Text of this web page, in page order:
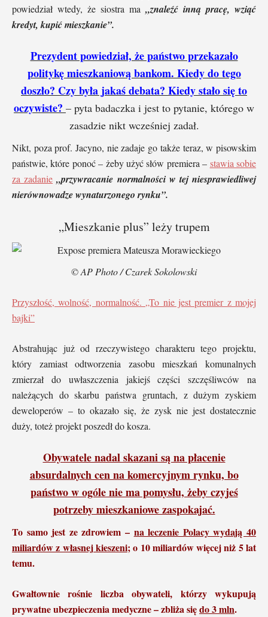
powiedział wtedy, że siostra ma „znaleźć inną pracę, wziąć
kredyt, kupić mieszkanie”.
Prezydent powiedział, że państwo przekazało
politykę mieszkaniową bankom. Kiedy do tego
doszło? Czy była jakaś debata? Kiedy stało się to
oczywiste? – pyta badaczka i jest to pytanie, którego w
zasadzie nikt wcześniej zadał.
Nikt, poza prof. Jacyno, nie zadaje go także teraz, w pisowskim
państwie, które ponoć – żeby użyć słów premiera – stawia sobie
za zadanie „przywracanie normalności w tej niesprawiedliwej
nierównowadze wynaturzonego rynku”.
„Mieszkanie plus” leży trupem
© AP Photo / Czarek Sokolowski
Przyszłość, wolność, normalność. „To nie jest premier z mojej
bajki”
Abstrahując już od rzeczywistego charakteru tego projektu,
który zamiast odtworzenia zasobu mieszkań komunalnych
zmierzał do uwłaszczenia jakiejś części szczęśliwców na
należących do skarbu państwa gruntach, z dużym zyskiem
deweloperów – to okazało się, że zysk nie jest dostatecznie
duży, toteż projekt poszedł do kosza.
Obywatele nadal skazani są na płacenie
absurdalnych cen na komercyjnym rynku, bo
państwo w ogóle nie ma pomysłu, żeby czyjeś
potrzeby mieszkaniowe zaspokajać.
To samo jest ze zdrowiem – na leczenie Polacy wydają 40
miliardów z własnej kieszeni; o 10 miliardów więcej niż 5 lat
temu.
Gwałtownie rośnie liczba obywateli, którzy wykupują
prywatne ubezpieczenia medyczne – zbliża siędo 3 mln.